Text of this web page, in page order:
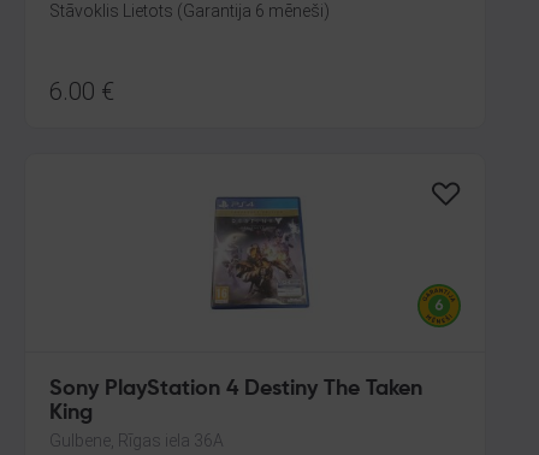
Stāvoklis Lietots (Garantija 6 mēneši)
6.00 €
Sony PlayStation 4 Destiny The Taken
King
Gulbene, Rīgas iela 36A